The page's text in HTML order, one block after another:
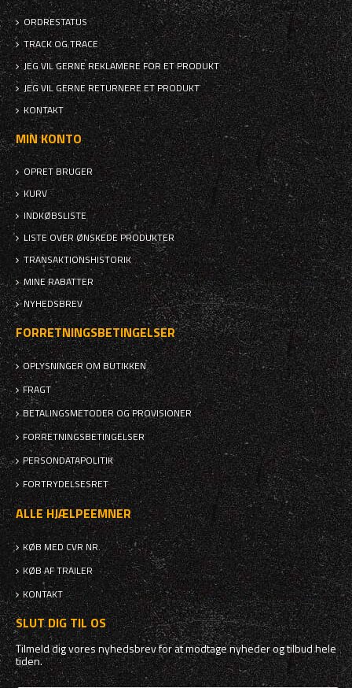
ORDRESTATUS
TRACK OG TRACE
JEG VIL GERNE REKLAMERE FOR ET PRODUKT
JEG VIL GERNE RETURNERE ET PRODUKT
KONTAKT
MIN KONTO
OPRET BRUGER
KURV
INDKØBSLISTE
LISTE OVER ØNSKEDE PRODUKTER
TRANSAKTIONSHISTORIK
MINE RABATTER
NYHEDSBREV
FORRETNINGSBETINGELSER
OPLYSNINGER OM BUTIKKEN
FRAGT
BETALINGSMETODER OG PROVISIONER
FORRETNINGSBETINGELSER
PERSONDATAPOLITIK
FORTRYDELSESRET
ALLE HJÆLPEEMNER
KØB MED CVR NR.
KØB AF TRAILER
KONTAKT
SLUT DIG TIL OS
Tilmeld dig vores nyhedsbrev for at modtage nyheder og tilbud hele
tiden.